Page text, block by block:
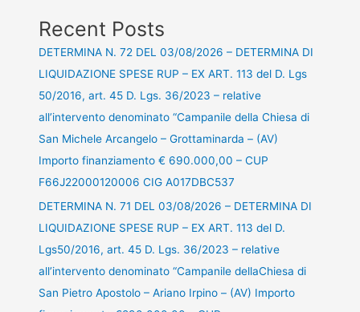
Recent Posts
DETERMINA N. 72 DEL 03/08/2026 – DETERMINA DI
LIQUIDAZIONE SPESE RUP – EX ART. 113 del D. Lgs
50/2016, art. 45 D. Lgs. 36/2023 – relative
all’intervento denominato “Campanile della Chiesa di
San Michele Arcangelo – Grottaminarda – (AV)
Importo finanziamento € 690.000,00 – CUP
F66J22000120006 CIG A017DBC537
DETERMINA N. 71 DEL 03/08/2026 – DETERMINA DI
LIQUIDAZIONE SPESE RUP – EX ART. 113 del D.
Lgs50/2016, art. 45 D. Lgs. 36/2023 – relative
all’intervento denominato “Campanile dellaChiesa di
San Pietro Apostolo – Ariano Irpino – (AV) Importo